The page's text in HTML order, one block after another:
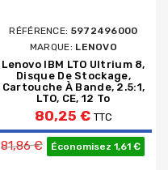
RÉFÉRENCE: 5972496000
MARQUE: LENOVO
Lenovo IBM LTO Ultrium 8,
Disque De Stockage,
Cartouche À Bande, 2.5:1,
LTO, CE, 12 To
80,25 € TTC
Prix de base
81,86 € Économisez 1,61 €